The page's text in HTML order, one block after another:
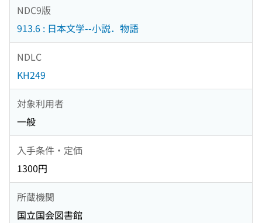
NDC9版
913.6 : 日本文学--小説．物語
NDLC
KH249
対象利用者
一般
入手条件・定価
1300円
所蔵機関
国立国会図書館